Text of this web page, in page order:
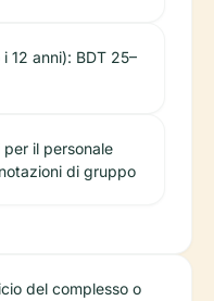
12 anni): BDT 25–
il personale
di gruppo
del complesso o